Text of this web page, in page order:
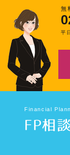
無
平
Financial
FP相